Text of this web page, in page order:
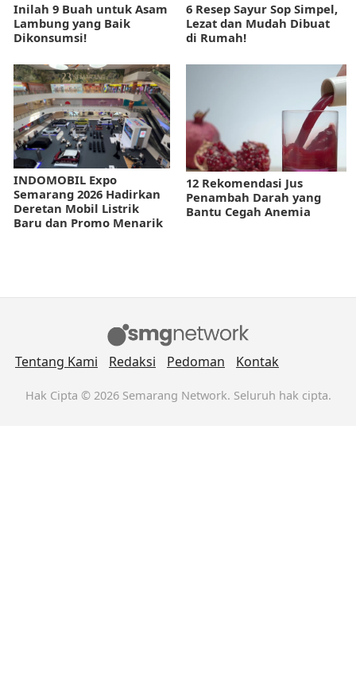
Inilah 9 Buah untuk Asam
Lambung yang Baik
Dikonsumsi!
6 Resep Sayur Sop Simpel,
Lezat dan Mudah Dibuat
di Rumah!
INDOMOBIL Expo
Semarang 2026 Hadirkan
Deretan Mobil Listrik
Baru dan Promo Menarik
12 Rekomendasi Jus
Penambah Darah yang
Bantu Cegah Anemia
Tentang Kami Redaksi Pedoman Kontak
Hak Cipta © 2026 Semarang Network. Seluruh hak cipta.